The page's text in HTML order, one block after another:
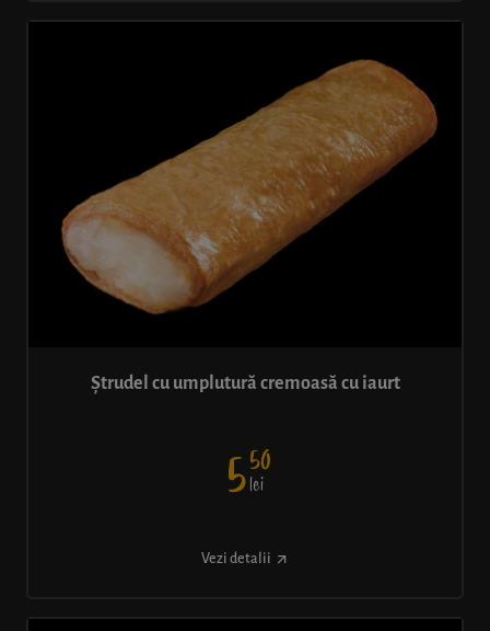
Ștrudel cu umplutură cremoasă cu iaurt
550
lei
Vezi detalii